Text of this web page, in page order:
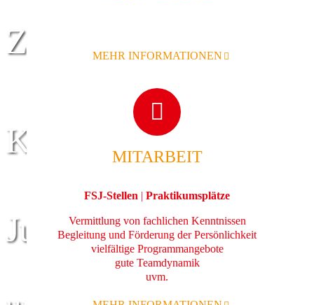
Zentrum für
Kinder
Jugend
MEHR INFORMATIONEN
MITARBEIT
FSJ-Stellen | Praktikumsplätze
Vermittlung von fachlichen Kenntnissen
Begleitung und Förderung der Persönlichkeit
vielfältige Programmangebote
gute Teamdynamik
uvm.